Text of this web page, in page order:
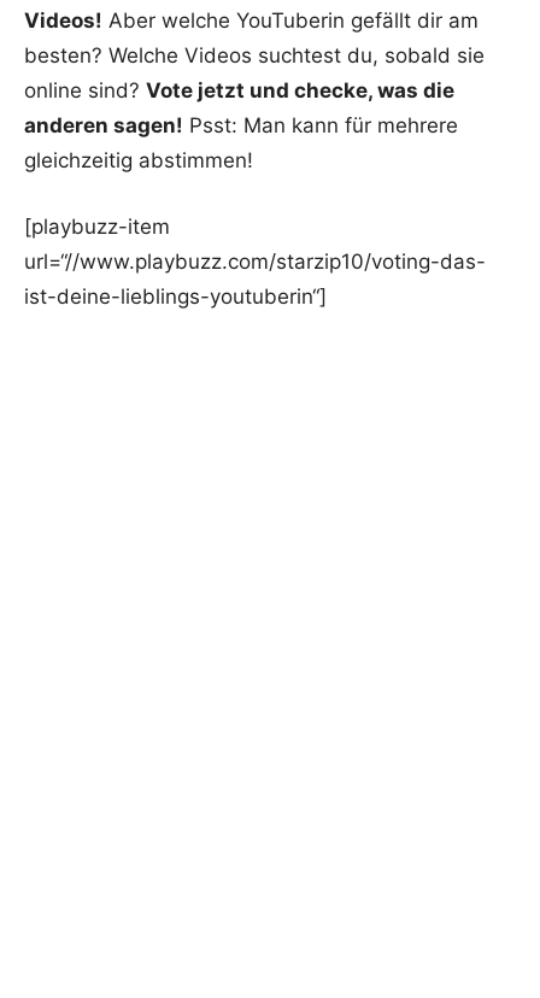
Videos! Aber welche YouTuberin gefällt dir am
besten? Welche Videos suchtest du, sobald sie
online sind? Vote jetzt und checke, was die
anderen sagen! Psst: Man kann für mehrere
gleichzeitig abstimmen!
[playbuzz-item
url=“//www.playbuzz.com/starzip10/voting-das-
ist-deine-lieblings-youtuberin“]